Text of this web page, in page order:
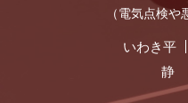
（電気点検や
いわき平
静